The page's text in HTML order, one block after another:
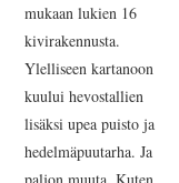
mukaan lukien 16
kivirakennusta.
Ylelliseen kartanoon
kuului hevostallien
lisäksi upea puisto ja
hedelmäpuutarha. Ja
paljon muuta. Kuten